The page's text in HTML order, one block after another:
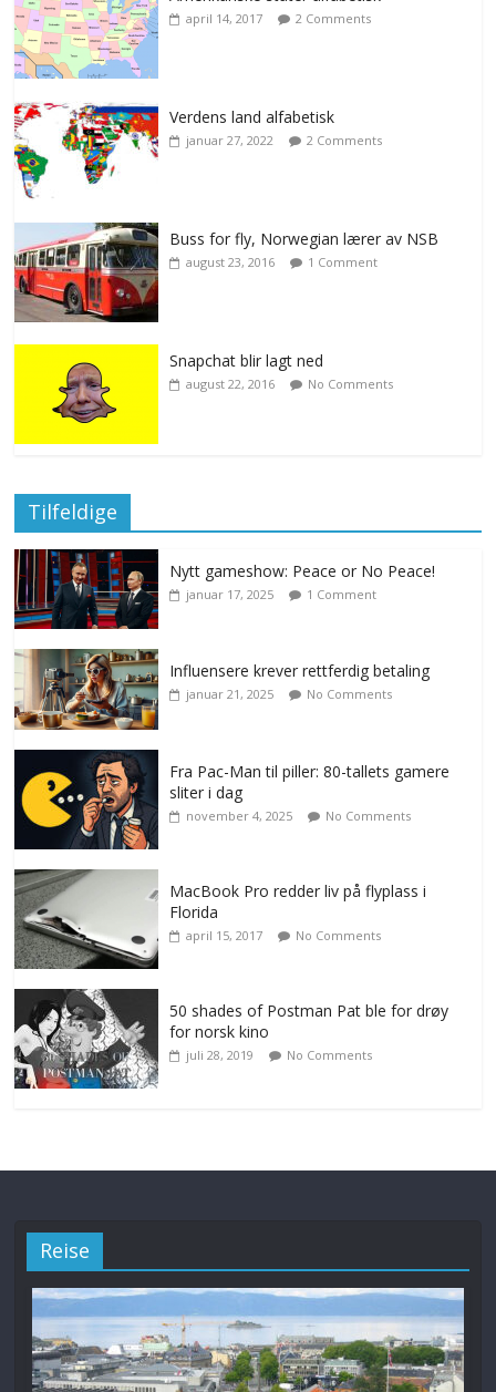
april 14, 2017 2 Comments
Verdens land alfabetisk
januar 27, 2022 2 Comments
Buss for fly, Norwegian lærer av NSB
august 23, 2016 1 Comment
Snapchat blir lagt ned
august 22, 2016 No Comments
Tilfeldige
Nytt gameshow: Peace or No Peace!
januar 17, 2025 1 Comment
Influensere krever rettferdig betaling
januar 21, 2025 No Comments
Fra Pac-Man til piller: 80-tallets gamere
sliter i dag
november 4, 2025 No Comments
MacBook Pro redder liv på flyplass i
Florida
april 15, 2017 No Comments
50 shades of Postman Pat ble for drøy
for norsk kino
juli 28, 2019 No Comments
Reise